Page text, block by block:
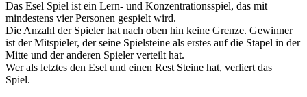
Das Esel Spiel ist ein Lern- und Konzentrationsspiel, das mit
mindestens vier Personen gespielt wird.
Die Anzahl der Spieler hat nach oben hin keine Grenze. Gewinner
ist der Mitspieler, der seine Spielsteine als erstes auf die Stapel in der
Mitte und der anderen Spieler verteilt hat.
Wer als letztes den Esel und einen Rest Steine hat, verliert das
Spiel.